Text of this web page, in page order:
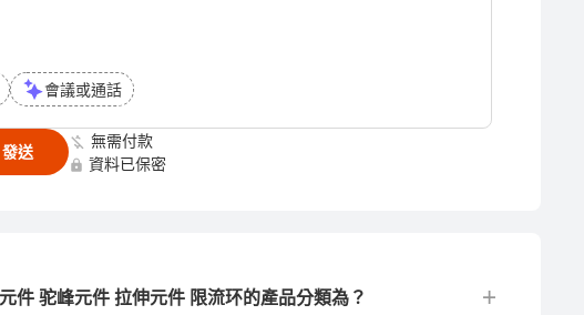
會議或通話
發送
無需付款
資料已保密
件 驼峰元件 拉伸元件 限流环的產品分類為？